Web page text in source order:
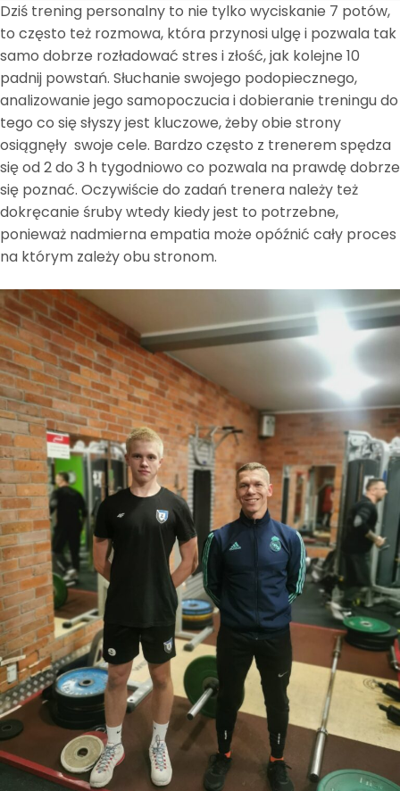
Dziś trening personalny to nie tylko wyciskanie 7 potów,
to często też rozmowa, która przynosi ulgę i pozwala tak
samo dobrze rozładować stres i złość, jak kolejne 10
padnij powstań. Słuchanie swojego podopiecznego,
analizowanie jego samopoczucia i dobieranie treningu do
tego co się słyszy jest kluczowe, żeby obie strony
osiągnęły swoje cele. Bardzo często z trenerem spędza
się od 2 do 3 h tygodniowo co pozwala na prawdę dobrze
się poznać. Oczywiście do zadań trenera należy też
dokręcanie śruby wtedy kiedy jest to potrzebne,
ponieważ nadmierna empatia może opóźnić cały proces
na którym zależy obu stronom.